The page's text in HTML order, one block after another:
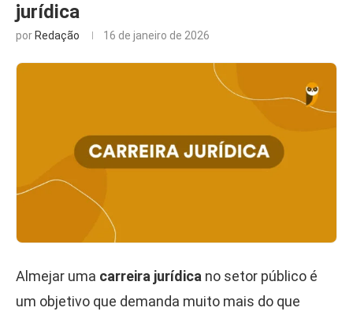
jurídica
por Redação 16 de janeiro de 2026
Almejar uma carreira jurídica no setor público é
um objetivo que demanda muito mais do que